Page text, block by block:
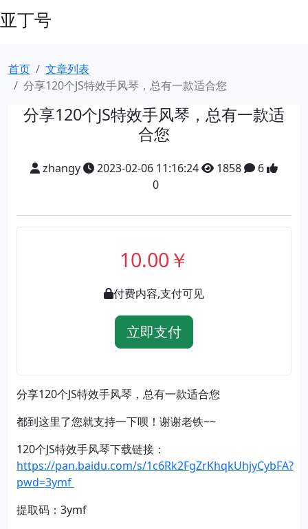
亚丁号
首页
文章列表
分享120个JS特效手风琴，总有一款适合您
分享120个JS特效手风琴，总有一款适
合您
zhangy 2023-02-06 11:16:24 1858
6
0
10.00￥
付费内容,支付可见
立即支付
分享120个JS特效手风琴，总有一款适合您
都到这里了您就支持一下呗！谢谢老铁~~
​120个JS特效手风琴下载链接：
https://pan.baidu.com/s/1c6Rk2FgZrKhqkUhjyCybFA?
pwd=3ymf
提取码：3ymf